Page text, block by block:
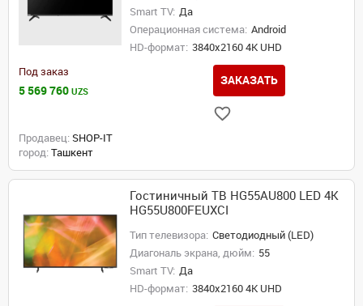
Smart TV: Да
Операционная система: Android
HD-формат: 3840x2160 4K UHD
Под заказ
5 569 760 UZS
ЗАКАЗАТЬ
Продавец: SHOP-IT
город: Ташкент
Гостиничный ТВ HG55AU800 LED 4K
HG55U800FEUXCI
Тип телевизора: Светодиодный (LED)
Диагональ экрана, дюйм: 55
Smart TV: Да
HD-формат: 3840x2160 4K UHD